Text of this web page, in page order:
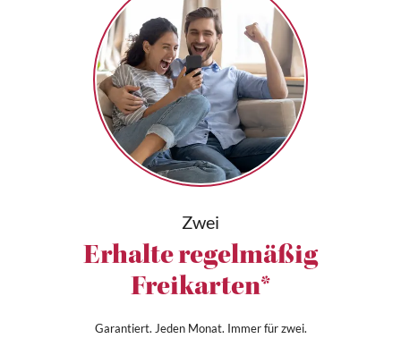
Zwei
Erhalte regelmäßig
Freikarten*
Garantiert. Jeden Monat. Immer für zwei.